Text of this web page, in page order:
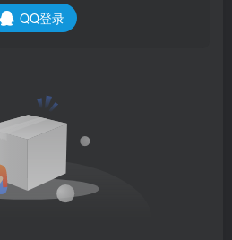
QQ登录